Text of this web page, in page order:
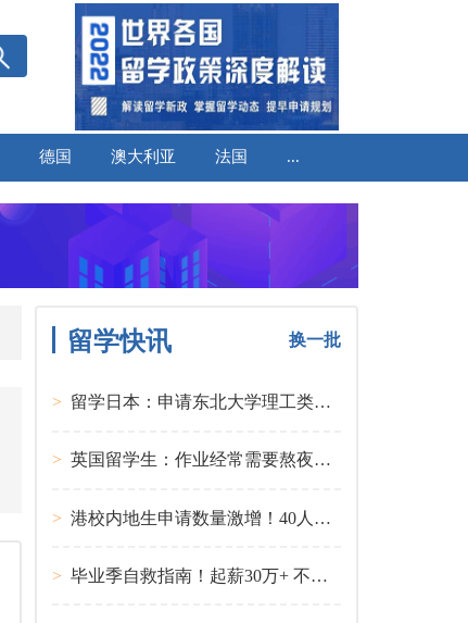
德国 澳大利亚 法国 ...
留学快讯 换一批
> 留学日本：申请东北大学理工类硕士课程大多要求先获得教授内诺
> 英国留学生：作业经常需要熬夜完成
> 港校内地生申请数量激增！40人抢1学位？
> 毕业季自救指南！起薪30万+ 不愧是00后都偏爱的留学国家TOP1